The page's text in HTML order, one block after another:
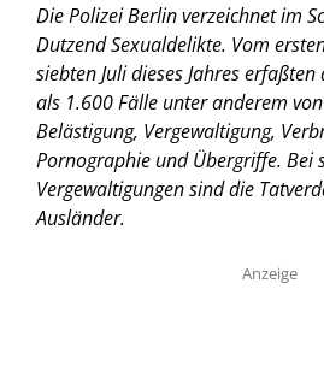
Die Polizei Berlin verzeichnet im
Dutzend Sexualdelikte. Vom
siebten Juli dieses Jahres
als 1.600 Fälle unter anderem
Belästigung, Vergewaltigung,
Pornographie und Übergriffe. Bei
Vergewaltigungen sind die
Ausländer.
Anzeige